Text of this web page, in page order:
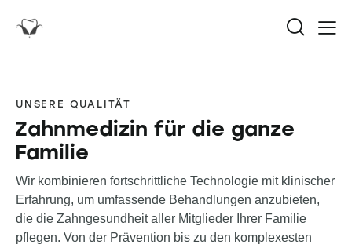
UNSERE QUALITÄT
Zahnmedizin für die ganze
Familie
Wir kombinieren fortschrittliche Technologie mit klinischer
Erfahrung, um umfassende Behandlungen anzubieten,
die die Zahngesundheit aller Mitglieder Ihrer Familie
pflegen. Von der Prävention bis zu den komplexesten